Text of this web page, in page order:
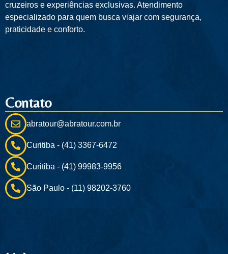
cruzeiros e experiências exclusivas. Atendimento
especializado para quem busca viajar com segurança,
praticidade e conforto.
Contato
abratour@abratour.com.br
Curitiba - (41) 3367-6472
Curitiba - (41) 99983-9956
São Paulo - (11) 98202-3760